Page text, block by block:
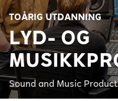
TOÅRIG UTDANNING
LYD- OG
Sound and Music